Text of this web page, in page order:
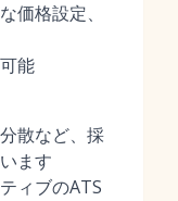
価格設定、
能
散など、採
ます
ィブのATS